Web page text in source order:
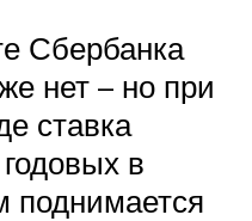
Сбербанка
нет – но при
ставка
в
поднимается